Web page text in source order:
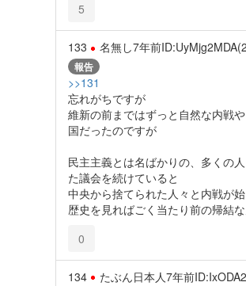
5
133 名無し7年前
報告
>>131
忘れがちですが
維新の前まではずっと自然な内戦
国だったのですが
民主主義とは名ばかりの、多くの
た議会を続けていると
中央から捨てられた人々と内戦が
歴史を見ればごく当たり前の帰結な
0
134 たぶん日本人7年前